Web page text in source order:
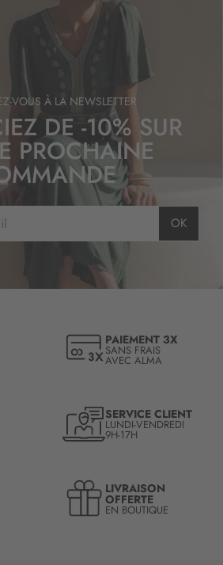
VOUS À LA NEWSLETTER
DE -10% SUR
PROCHAINE
OK
PAIEMENT 3X
SANS FRAIS
AVEC ALMA
SERVICE CLIENT
LUNDI-VENDREDI
9H-17H
LIVRAISON
OFFERTE
EN BOUTIQUE